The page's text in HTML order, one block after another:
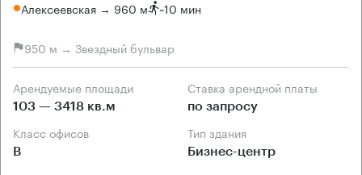
Алексеевская → 960 м ~10 мин
950 м → Звездный бульвар
Арендуемые площади
103 — 3418 кв.м
Ставка арендной платы
по запросу
Класс офисов
B
Тип здания
Бизнес-центр